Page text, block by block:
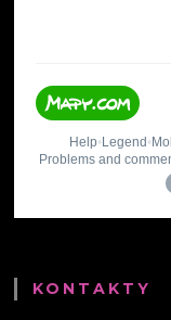
KONTAKTY